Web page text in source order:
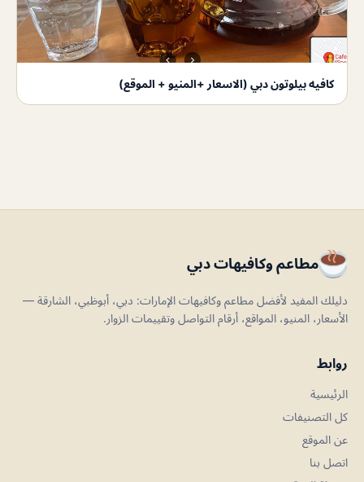
كافيه بيلوتون دبي (الاسعار +المنيو + الموقع)
مطاعم وكافيهات دبي
دليلك المفيد لأفضل مطاعم وكافيهات الإمارات: دبي، أبوظبي، الشارقة —
الأسعار، المنيو، المواقع، أرقام التواصل وتقييمات الزوار.
روابط
الرئيسية
كل التصنيفات
عن الموقع
اتصل بنا